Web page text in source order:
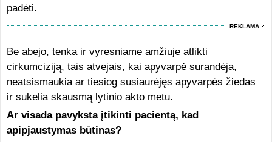
padėti.
REKLAMA
Be abejo, tenka ir vyresniame amžiuje atlikti
cirkumciziją, tais atvejais, kai apyvarpė surandėja,
neatsismaukia ar tiesiog susiaurėjęs apyvarpės žiedas
ir sukelia skausmą lytinio akto metu.
Ar visada pavyksta įtikinti pacientą, kad
apipjaustymas būtinas?